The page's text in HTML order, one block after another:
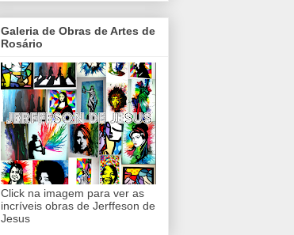
Galeria de Obras de Artes de
Rosário
Click na imagem para ver as
incríveis obras de Jerffeson de
Jesus